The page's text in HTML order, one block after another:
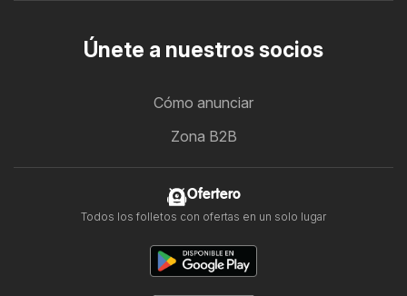
Únete a nuestros socios
Cómo anunciar
Zona B2B
Ofertero
Todos los folletos con ofertas en un solo lugar